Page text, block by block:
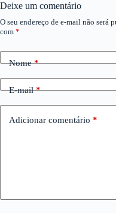
Deixe um comentário
O seu endereço de e-mail não será
com *
Nome*
E-mail*
Adicionar comentário *